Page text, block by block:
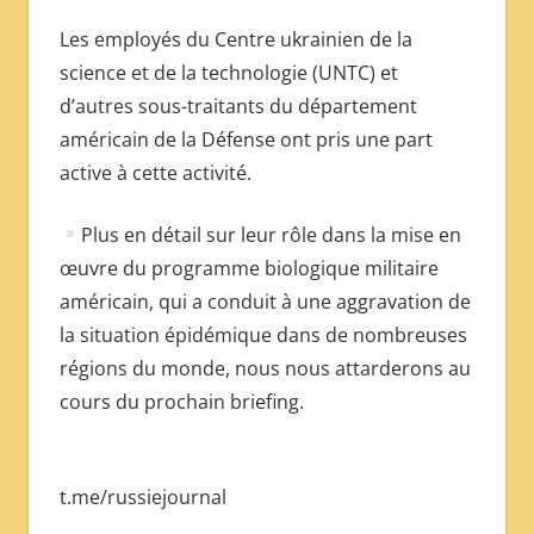
Les employés du Centre ukrainien de la
science et de la technologie (UNTC) et
d’autres sous-traitants du département
américain de la Défense ont pris une part
active à cette activité.
Plus en détail sur leur rôle dans la mise en
œuvre du programme biologique militaire
américain, qui a conduit à une aggravation de
la situation épidémique dans de nombreuses
régions du monde, nous nous attarderons au
cours du prochain briefing.
t.me/russiejournal